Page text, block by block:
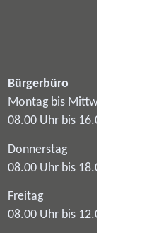
Bürgerbüro
Montag bis Mittwoch
08.00 Uhr bis 16.00 Uhr
Donnerstag
08.00 Uhr bis 18.00 Uhr
Freitag
08.00 Uhr bis 12.00 Uhr